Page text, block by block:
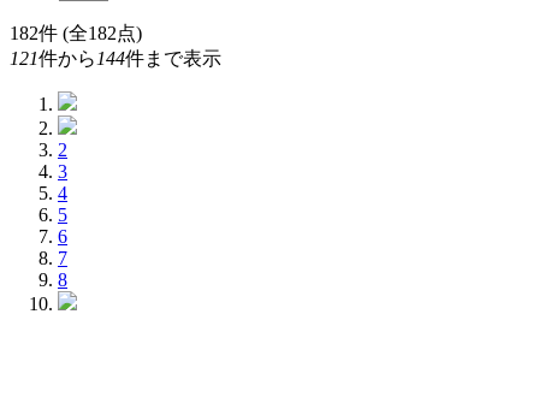
182件 (全182点)
121件から 144件まで表示
2
3
4
5
6
7
8